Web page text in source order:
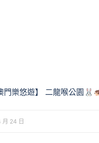
門樂悠遊】 二龍喉公園
月 24 日